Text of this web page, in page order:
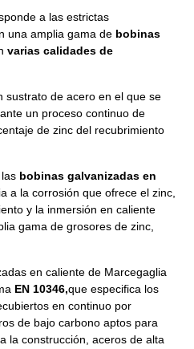
a las estrictas
una amplia gama de bobinas
varias calidades de
sustrato de acero en el que se
un proceso continuo de
de zinc del recubrimiento
bobinas galvanizadas en
a la corrosión que ofrece el zinc,
y la inmersión en caliente
gama de grosores de zinc,
en caliente de Marcegaglia
EN 10346,que especifica los
en continuo por
de bajo carbono aptos para
la construcción, aceros de alta